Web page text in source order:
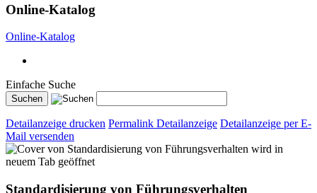
Online-Katalog
Online-Katalog
Einfache Suche
Detailanzeige drucken Permalink Detailanzeige Detailanzeige per E-
Mail versenden
wird in
neuem Tab geöffnet
Standardisierung von Führungsverhalten